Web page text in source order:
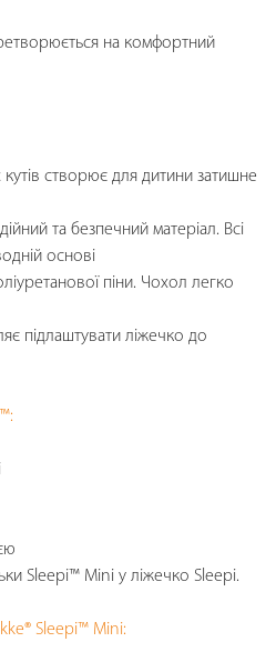
на комфортний
створює для дитини затишне
та безпечний матеріал. Всі
основі
піни. Чохол легко
підлаштувати ліжечко до
Sleepi™ Mini у ліжечко Sleepi.
Sleepi™ Mini: